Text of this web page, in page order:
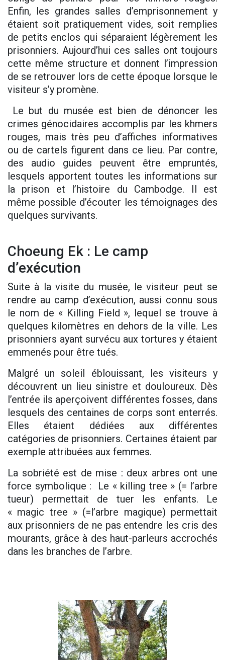
Enfin, les grandes salles d’emprisonnement y
étaient soit pratiquement vides, soit remplies
de petits enclos qui séparaient légèrement les
prisonniers. Aujourd’hui ces salles ont toujours
cette même structure et donnent l’impression
de se retrouver lors de cette époque lorsque le
visiteur s’y promène.
Le but du musée est bien de dénoncer les
crimes génocidaires accomplis par les khmers
rouges, mais très peu d’affiches informatives
ou de cartels figurent dans ce lieu. Par contre,
des audio guides peuvent être empruntés,
lesquels apportent toutes les informations sur
la prison et l’histoire du Cambodge. Il est
même possible d’écouter les témoignages des
quelques survivants.
Choeung Ek : Le camp
d’exécution
Suite à la visite du musée, le visiteur peut se
rendre au camp d’exécution, aussi connu sous
le nom de « Killing Field », lequel se trouve à
quelques kilomètres en dehors de la ville. Les
prisonniers ayant survécu aux tortures y étaient
emmenés pour être tués.
Malgré un soleil éblouissant, les visiteurs y
découvrent un lieu sinistre et douloureux. Dès
l’entrée ils aperçoivent différentes fosses, dans
lesquels des centaines de corps sont enterrés.
Elles étaient dédiées aux différentes
catégories de prisonniers. Certaines étaient par
exemple attribuées aux femmes.
La sobriété est de mise : deux arbres ont une
force symbolique : Le « killing tree » (= l’arbre
tueur) permettait de tuer les enfants. Le
« magic tree » (=l’arbre magique) permettait
aux prisonniers de ne pas entendre les cris des
mourants, grâce à des haut-parleurs accrochés
dans les branches de l’arbre.